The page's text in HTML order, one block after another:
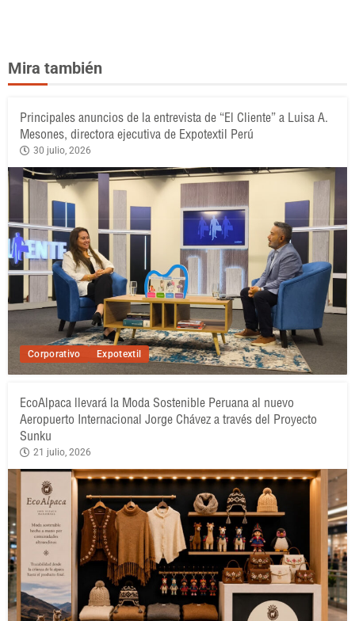
Mira también
Corporativo Expotextil
Principales anuncios de la entrevista de “El Cliente” a Luisa A.
Mesones, directora ejecutiva de Expotextil Perú
30 julio, 2026
EcoAlpaca llevará la Moda Sostenible Peruana al nuevo
Aeropuerto Internacional Jorge Chávez a través del Proyecto
Sunku
21 julio, 2026